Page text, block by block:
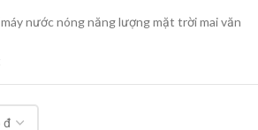
nước nóng năng lượng mặt trời mai văn